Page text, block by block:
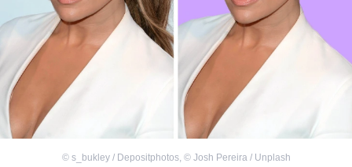
© s_bukley / Depositphotos, © Josh Pereira / Unplash